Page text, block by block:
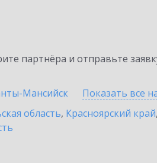
партнёра и отправьте
Мансийск Показать все
область, Красноярский край,